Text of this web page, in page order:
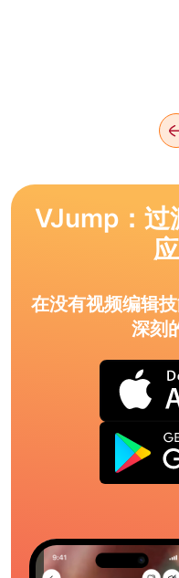
VJump：过
在没有视频编辑
深刻